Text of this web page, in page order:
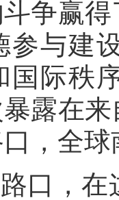
争赢
参与建
国际秩
露在
，全
口，